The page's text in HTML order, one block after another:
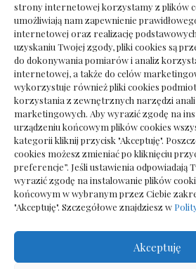
strony internetowej korzystamy z plików
umożliwiają nam zapewnienie
internetowej oraz realizację
uzyskaniu Twojej zgody, pliki cookies są
do dokonywania pomiarów i analiz
internetowej, a także do celów
wykorzystuje również pliki cookies
korzystania z zewnętrznych narzędzi
marketingowych. Aby wyrazić zgodę na
urządzeniu końcowym plików cookies
kategorii kliknij przycisk "Akceptuję".
cookies możesz zmieniać po kliknięciu
preferencje”. Jeśli ustawienia odpowiadają
wyrazić zgodę na instalowanie plików
końcowym w wybranym przez Ciebie
"Akceptuję". Szczegółowe znajdziesz w
Akceptuję
Deska podłogowa do
pośpiechu